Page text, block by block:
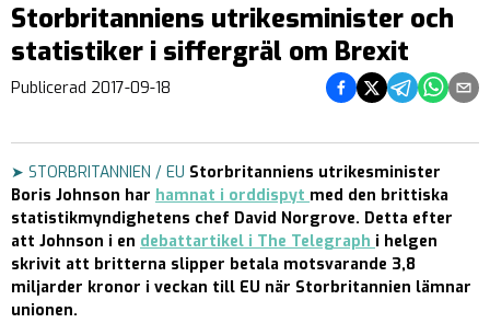
Storbritanniens utrikesminister och
statistiker i siffergräl om Brexit
Publicerad 2017-09-18 Dela på Facebook
Dela på Twitter
Dela påDela på
Dela
➤ STORBRITANNIEN / EU Storbritanniens utrikesminister
Boris Johnson har hamnat i orddispyt med den brittiska
statistikmyndighetens chef David Norgrove. Detta efter
att Johnson i en debattartikel i The Telegraph i helgen
skrivit att britterna slipper betala motsvarande 3,8
miljarder kronor i veckan till EU när Storbritannien lämnar
unionen.